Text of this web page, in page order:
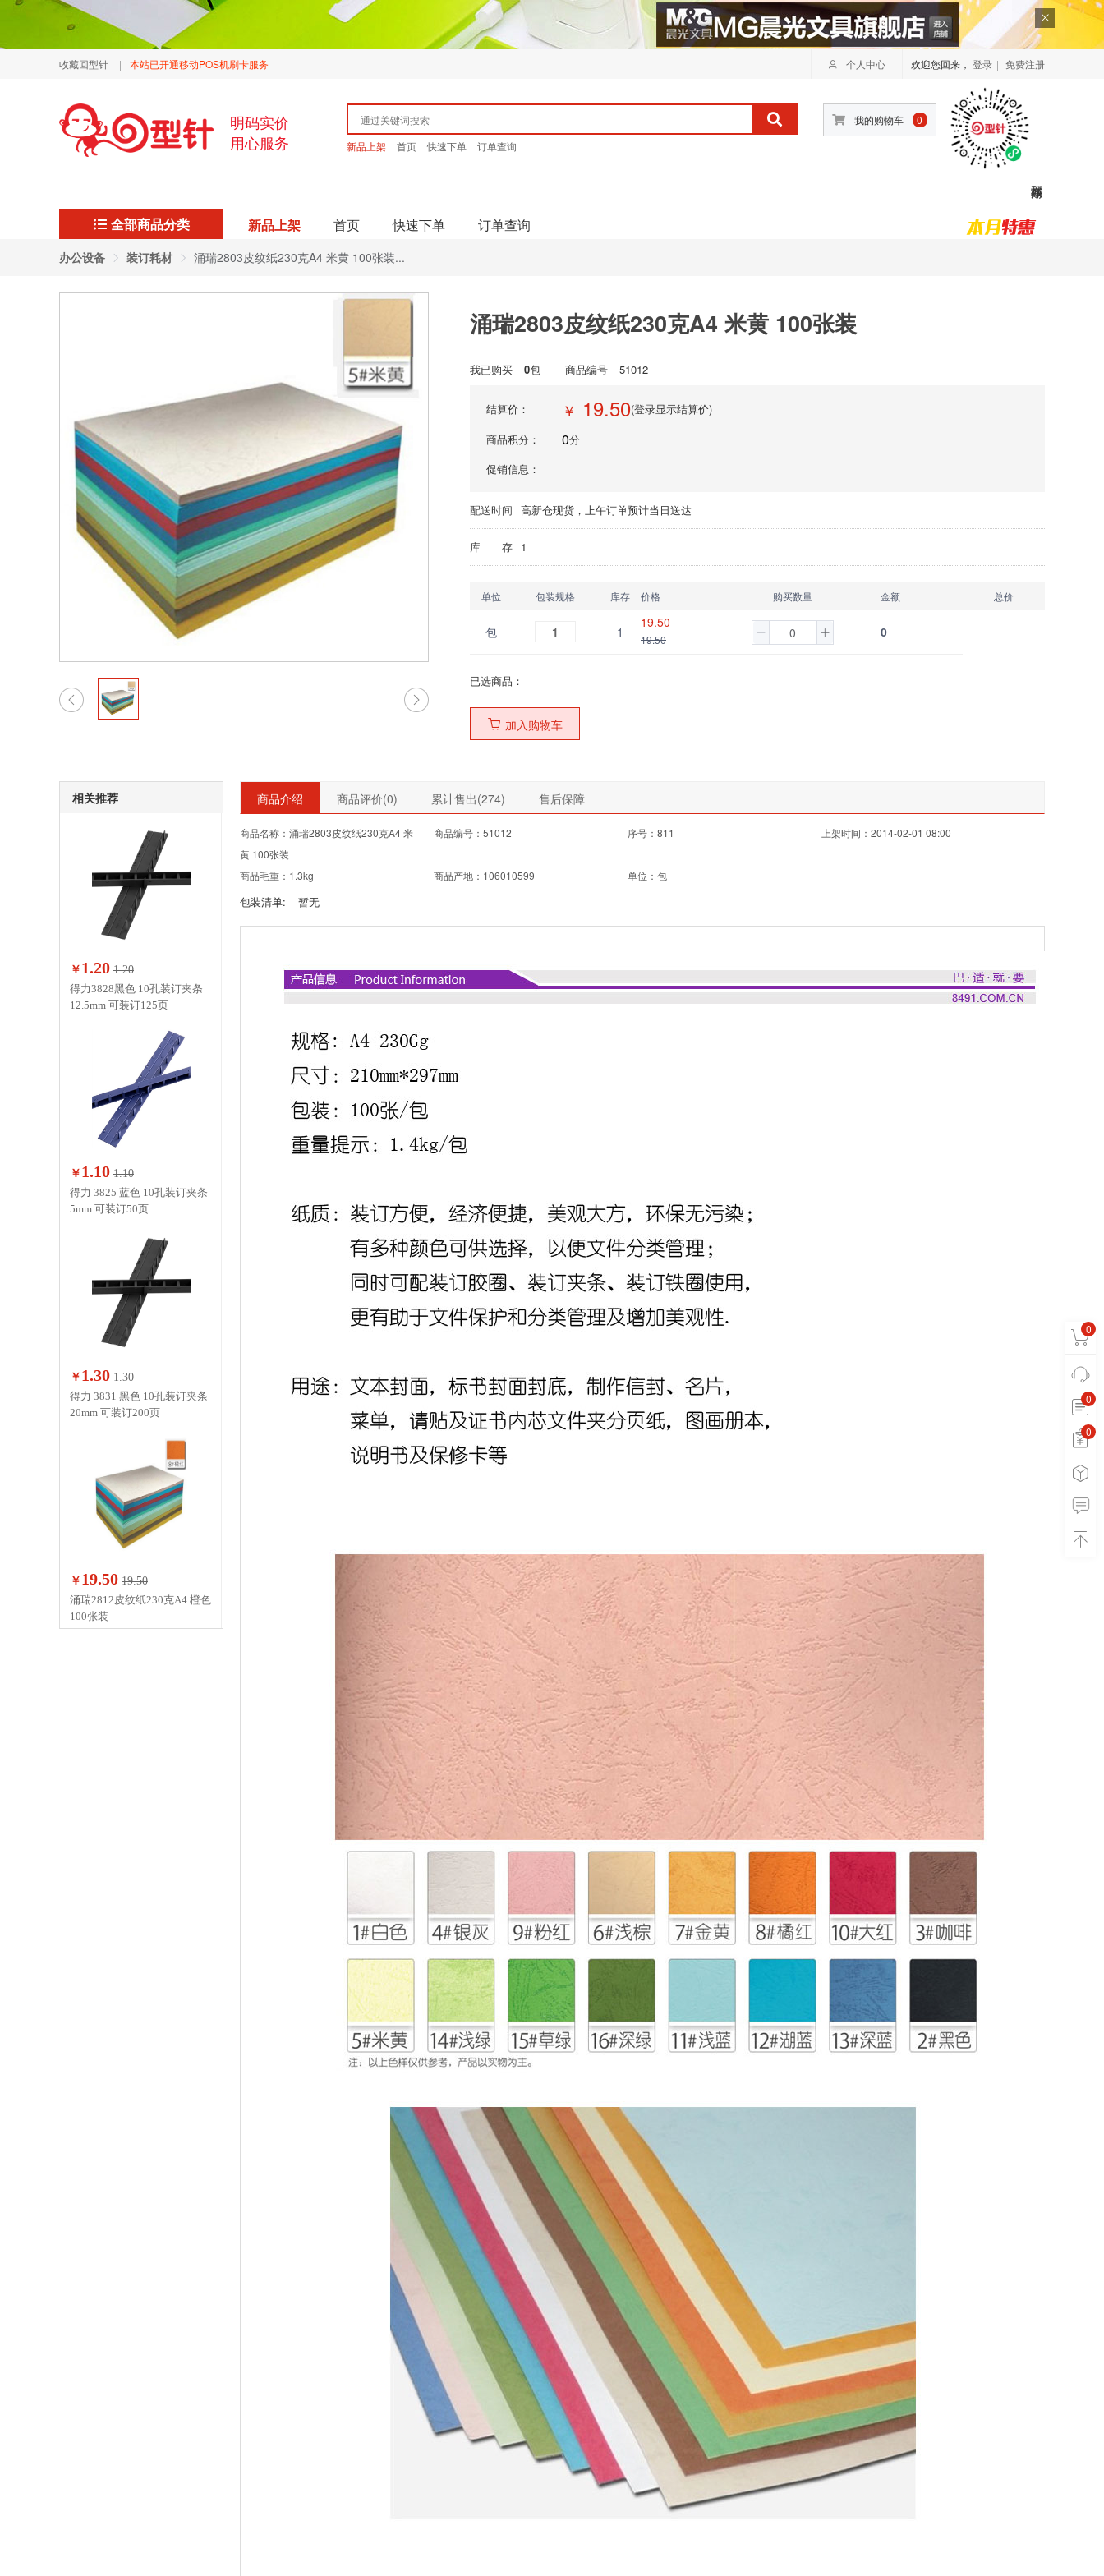
收藏回型针 | 本站已开通移动POS机刷卡服务 欢迎您回来， 登录 | 免费注册
个人中心
明码实价
用心服务
新品上架 首页 快速下单 订单查询
我的购物车 0
全部商品分类 新品上架 首页 快速下单 订单查询
0
0
0 0
办公设备 装订耗材 涌瑞2803皮纹纸230克A4 米黄 100张装...
涌瑞2803皮纹纸230克A4 米黄 100张装
我已购买 0包 商品编号 51012
结算价： ￥ 19.50(登录显示结算价)
商品积分：
0分
促销信息：
配送时间 高新仓现货，上午订单预计当日送达
库 存 1
单位 包装规格 库存 价格 购买数量 金额 总价
包 1 1
19.50
19.50 0
已选商品：
加入购物车
相关推荐
￥ 1.20 1.20
得力3828黑色 10孔装订夹条
12.5mm 可装订125页
￥ 1.10 1.10
得力 3825 蓝色 10孔装订夹条
5mm 可装订50页
￥ 1.30 1.30
得力 3831 黑色 10孔装订夹条
20mm 可装订200页
￥ 19.50 19.50
涌瑞2812皮纹纸230克A4 橙色
100张装
商品介绍 商品评价(0) 累计售出(274) 售后保障
商品名称：涌瑞2803皮纹纸230克A4 米
黄 100张装
商品编号：51012 序号：811 上架时间：2014-02-01 08:00
商品毛重：1.3kg 商品产地：106010599 单位：包
包装清单: 暂无